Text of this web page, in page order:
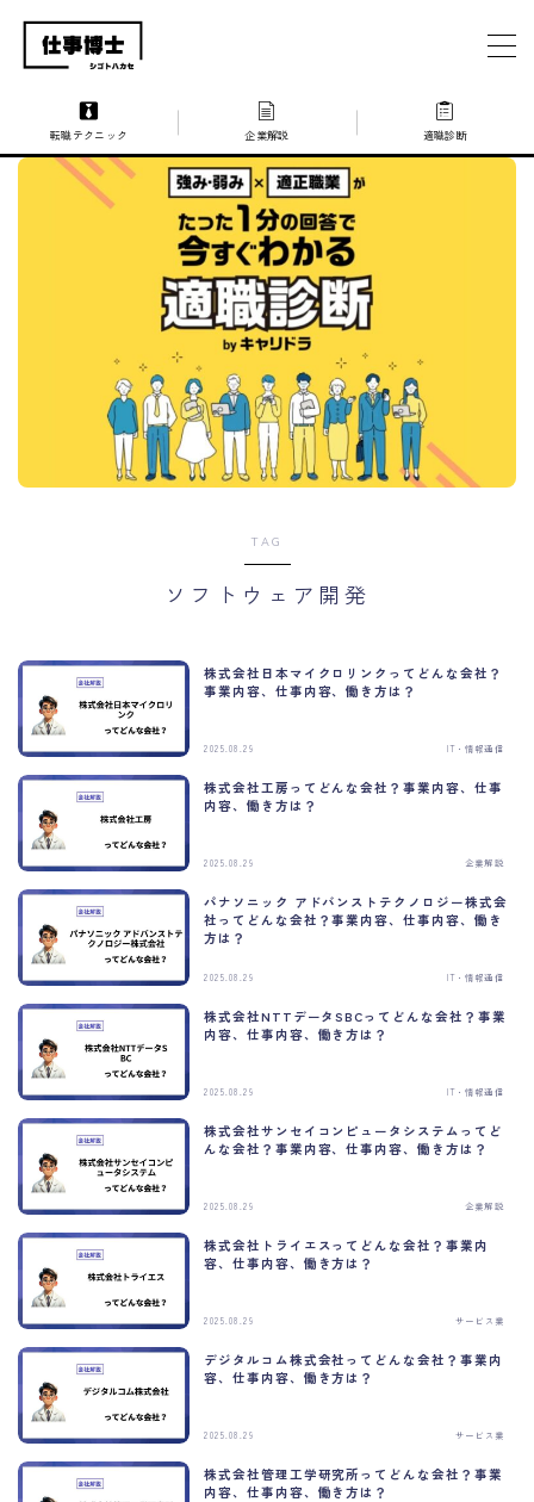
仕事博士とは？
転職テクニック 企業解説 適職診断
TAG
ソフトウェア開発
株式会社日本マイクロリンクってどんな会社？
事業内容、仕事内容、働き方は？
2025.08.29 IT・情報通信
株式会社工房ってどんな会社？事業内容、仕事
内容、働き方は？
2025.08.29 企業解説
パナソニック アドバンストテクノロジー株式会
社ってどんな会社？事業内容、仕事内容、働き
方は？
2025.08.29 IT・情報通信
株式会社NTTデータSBCってどんな会社？事業
内容、仕事内容、働き方は？
2025.08.29 IT・情報通信
株式会社サンセイコンピュータシステムってど
んな会社？事業内容、仕事内容、働き方は？
2025.08.29 企業解説
株式会社トライエスってどんな会社？事業内
容、仕事内容、働き方は？
2025.08.29 サービス業
デジタルコム株式会社ってどんな会社？事業内
容、仕事内容、働き方は？
2025.08.29 サービス業
株式会社管理工学研究所ってどんな会社？事業
内容、仕事内容、働き方は？